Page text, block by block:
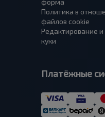
форма
Политика в
файлов cookie
Редактирование
куки
Платёжные